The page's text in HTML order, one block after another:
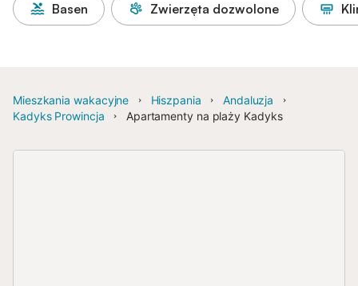
Basen Zwierzęta dozwolone
Mieszkania wakacyjne Hiszpania
Andaluzja
Kadyks Prowincja
Apartamenty na plaży Kadyks